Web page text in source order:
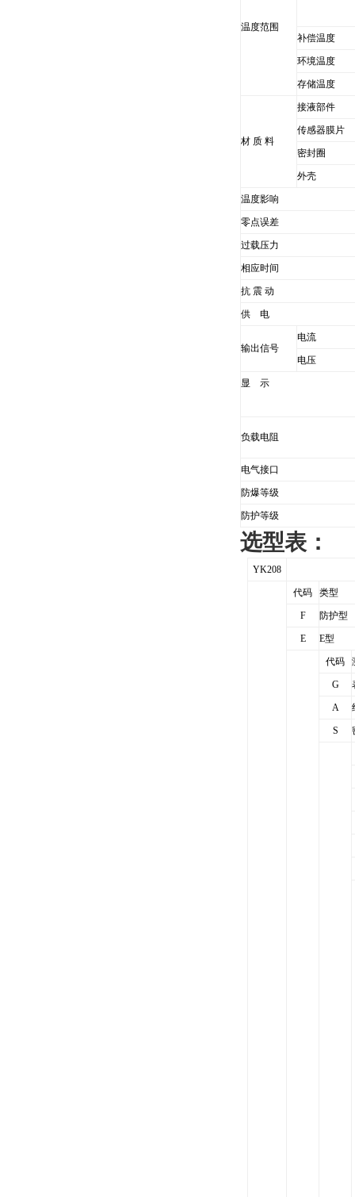
温度范围
补偿温度
环境温度
存储温度
材 质 料
接液部件
传感器膜片
密封圈
外壳
温度影响
零点误差
过载压力
相应时间
抗 震 动
供 电
输出信号
电流
电压
显 示
负载电阻
电气接口
防爆等级
防护等级
选型表：
YK208
代码 类型
F 防护型
E E型
代码
G
A
S